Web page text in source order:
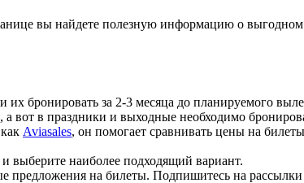
вы найдете полезную информацию о
бронировать за 2-3 месяца до планируемого
вот в праздники и выходные необходимо
Aviasales, он помогает сравнивать цены на
и выберите наиболее подходящий вариант.
предложения на билеты. Подпишитесь на